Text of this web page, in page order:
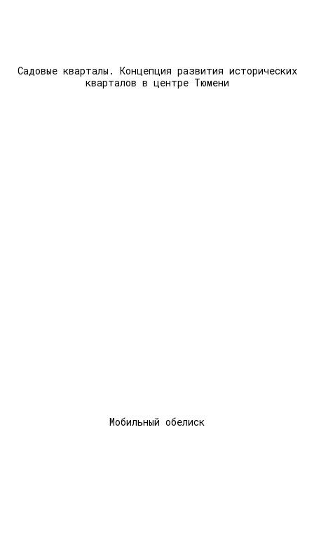
Садовые кварталы. Концепция развития исторических
кварталов в центре Тюмени
Мобильный обелиск